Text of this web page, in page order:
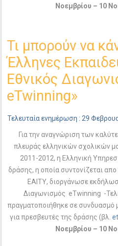
Νοεμβρίου – 10
Τι μπορούν να
Έλληνες
Εθνικός
eTwinning»
Τελευταία ενημέρωση : 29
Για την αναγνώριση των
πλευράς ελληνικών σχολικών
2011-2012, η Ελληνική
δράσης, η οποία συντονίζεται
ΕΑΙΤΥ, διοργάνωσε
Διαγωνισμός eTwinning -
πραγματοποιήθηκε σε συνδυασμό
για πρεσβευτές της δράσης (βλ.
Νοεμβρίου – 10